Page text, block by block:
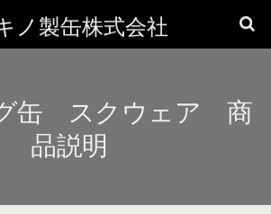
ノ製缶株式会社
缶 スクウェア 商
品説明